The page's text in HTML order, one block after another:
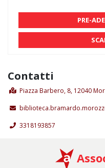
PRE-
Contatti
Piazza Barbero, 8, 12040
3318193857